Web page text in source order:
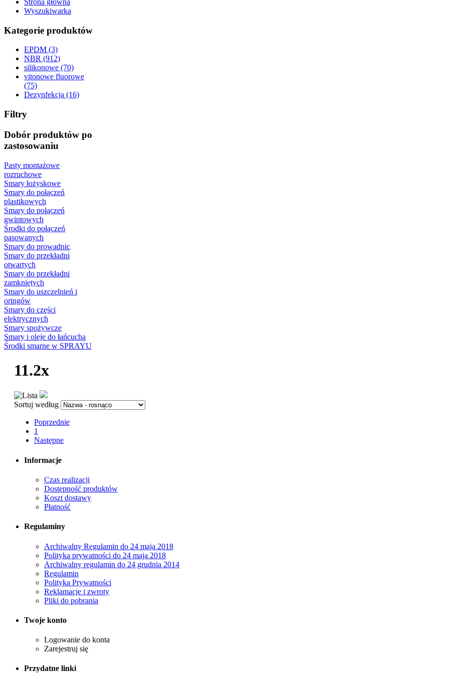
Strona główna
Wyszukiwarka
Kategorie produktów
EPDM (3)
NBR (912)
silikonowe (70)
vitonowe fluorowe
(75)
Dezynfekcja (16)
Filtry
Dobór produktów po
zastosowaniu
Pasty montażowe
rozruchowe
Smary łożyskowe
Smary do połączeń
plastikowych
Smary do połączeń
gwintowych
Środki do połączeń
pasowanych
Smary do prowadnic
Smary do przekładni
otwartych
Smary do przekładni
zamkniętych
Smary do uszczelnień i
oringów
Smary do części
elektrycznych
Smary spożywcze
Smary i oleje do łańcucha
Środki smarne w SPRAYU
11.2x
Sortuj według
Poprzednie
1
Następne
Informacje
Czas realizacji
Dostępność produktów
Koszt dostawy
Płatność
Regulaminy
Archiwalny Regulamin do 24 maja 2018
Polityka prywatności do 24 maja 2018
Archiwalny regulamin do 24 grudnia 2014
Regulamin
Polityka Prywatności
Reklamacje i zwroty
Pliki do pobrania
Twoje konto
Logowanie do konta
Zarejestruj się
Przydatne linki